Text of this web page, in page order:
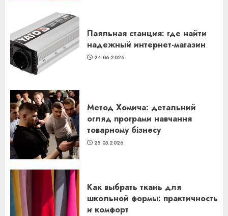
Паяльная станция: где найти
надежный интернет-магазин
24.06.2026
Метод Хомича: детальний
огляд програми навчання
товарному бізнесу
25.05.2026
Как выбрать ткань для
школьной формы: практичность
и комфорт